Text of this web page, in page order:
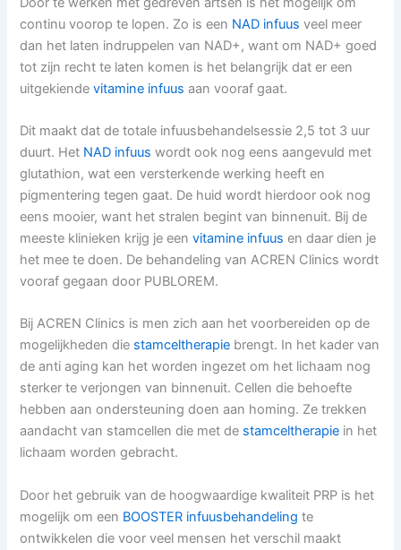
continu voorop te lopen. Zo is een NAD infuus veel meer
dan het laten indruppelen van NAD+, want om NAD+ goed
tot zijn recht te laten komen is het belangrijk dat er een
uitgekiendevitamine infuus aan vooraf gaat.
Dit maakt dat de totale infuusbehandelsessie 2,5 tot 3 uur
duurt. Het NAD infuus wordt ook nog eens aangevuld met
glutathion, wat een versterkende werking heeft en
pigmentering tegen gaat. De huid wordt hierdoor ook nog
eens mooier, want het stralen begint van binnenuit. Bij de
meeste klinieken krijg je eenvitamine infuus en daar dien je
het mee te doen. De behandeling van ACREN Clinics wordt
vooraf gegaan door PUBLOREM.
Bij ACREN Clinics is men zich aan het voorbereiden op de
mogelijkheden die stamceltherapie brengt. In het kader van
de anti aging kan het worden ingezet om het lichaam nog
sterker te verjongen van binnenuit. Cellen die behoefte
hebben aan ondersteuning doen aan homing. Ze trekken
aandacht van stamcellen die met de stamceltherapie in het
lichaam worden gebracht.
Door het gebruik van de hoogwaardige kwaliteit PRP is het
mogelijk om een BOOSTER infuusbehandeling te
ontwikkelen die voor veel mensen het verschil maakt